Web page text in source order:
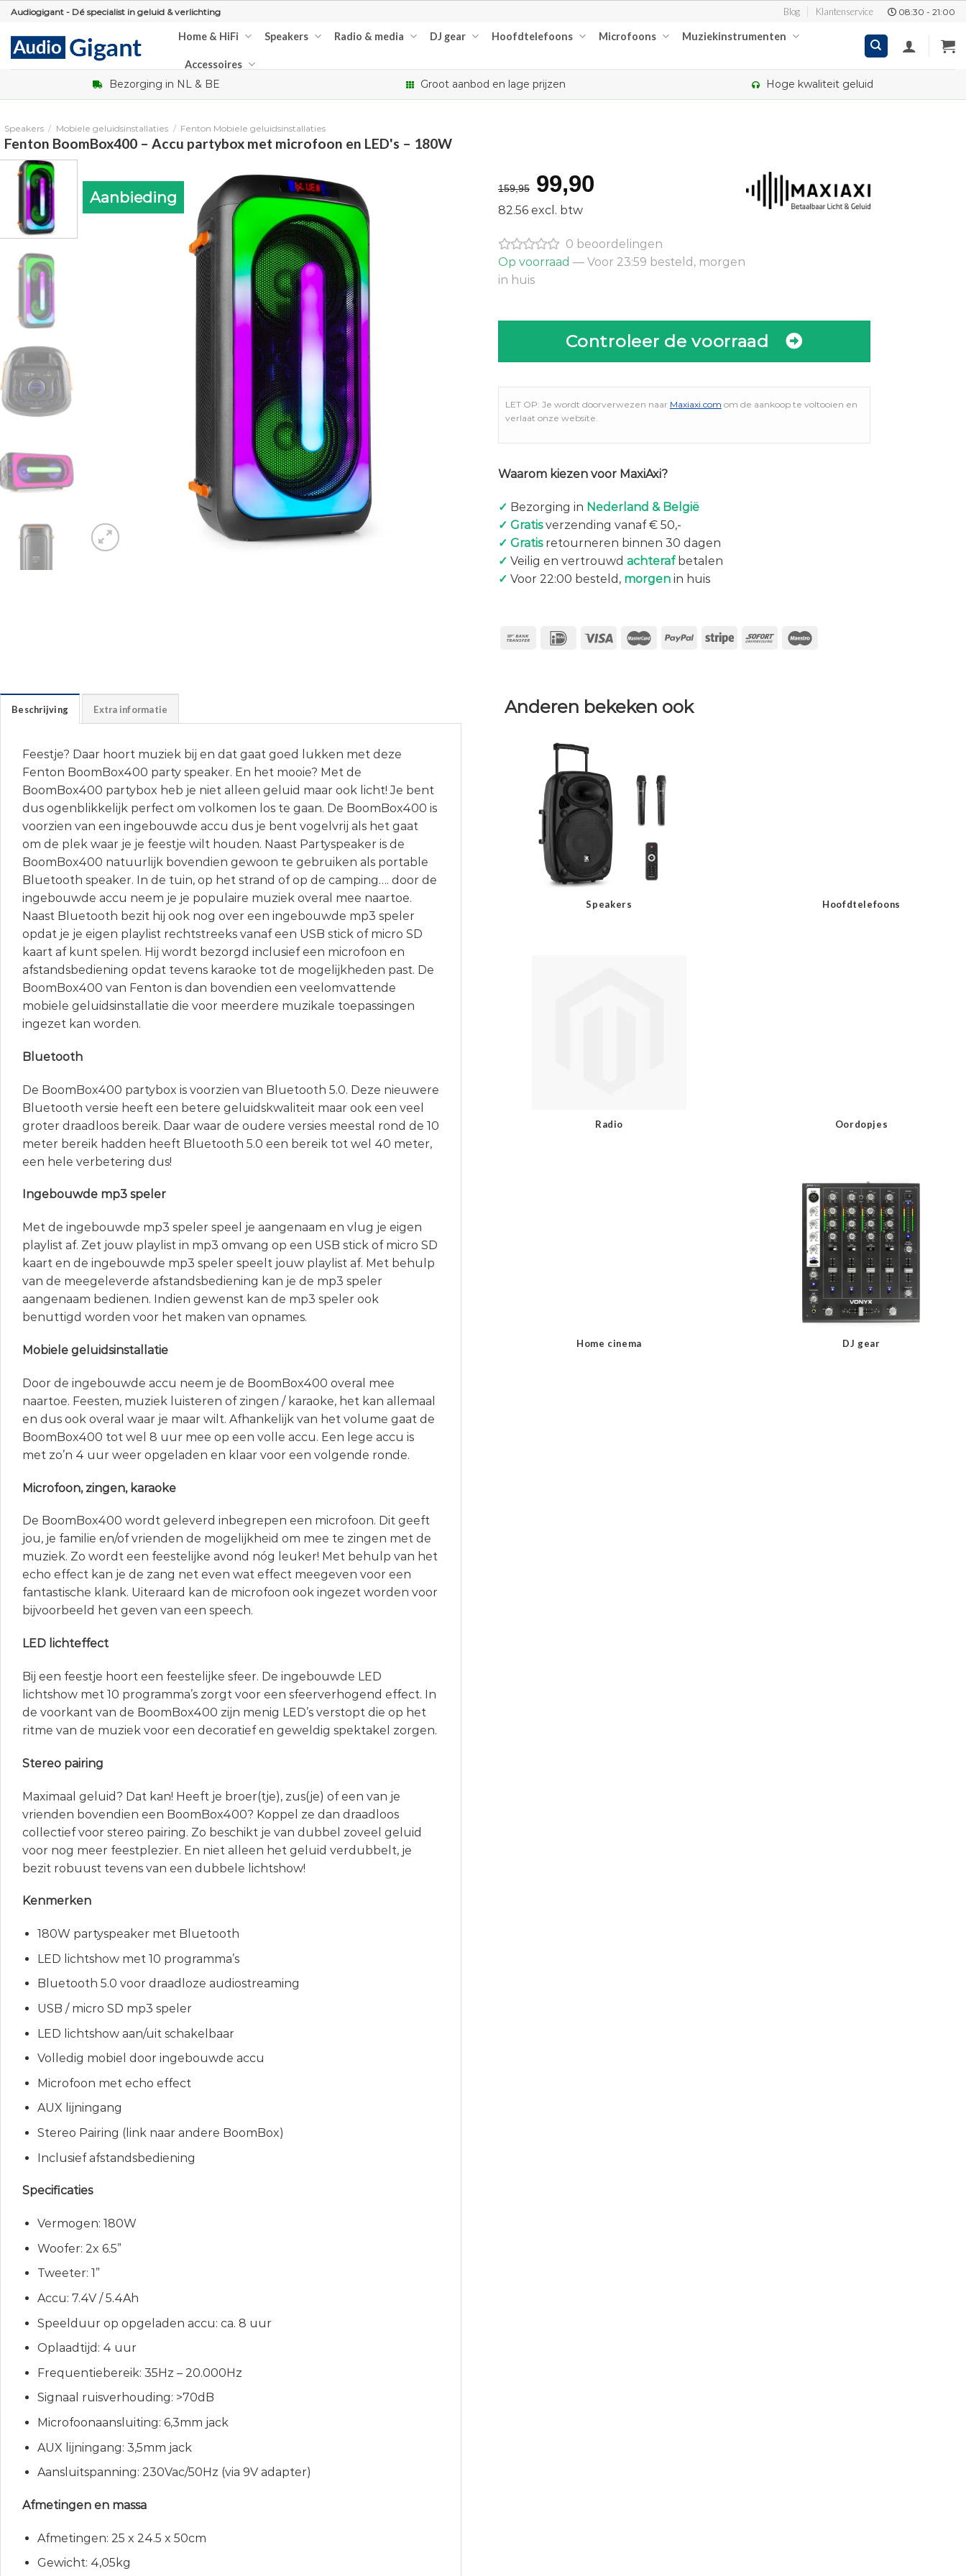
Skip
content
Audiogigant - Dé specialist in geluid & verlichting Blog Klantenservice 08:30 - 21:00
Home & HiFi Speakers Radio & media DJ gear Hoofdtelefoons Microfoons Muziekinstrumenten
Accessoires
Bezorging in NL & BE Groot aanbod en lage prijzen Hoge kwaliteit geluid
Speakers / Mobiele geluidsinstallaties / Fenton Mobiele geluidsinstallaties
Fenton BoomBox400 – Accu partybox met microfoon en LED's – 180W
Aanbieding 159,95
Oorspronkelijke
prijs
was:
€159,95.
99,90Huidige
€99,90.
82.56 excl. btw
0 beoordelingen
Op voorraad — Voor 23:59 besteld, morgen
in huis
Controleer de voorraad
LET OP: Je wordt doorverwezen naar Maxiaxi.com om de aankoop te voltooien en
verlaat onze website.
Waarom kiezen voor MaxiAxi?
✓ Bezorging in Nederland & België
✓ Gratisverzending vanaf € 50,-
✓ Gratisretourneren binnen 30 dagen
✓ Veilig en vertrouwd achterafbetalen
✓ Voor 22:00 besteld, morgenin huis
Beschrijving Extra informatie
Feestje? Daar hoort muziek bij en dat gaat goed lukken met deze
Fenton BoomBox400 party speaker. En het mooie? Met de
BoomBox400 partybox heb je niet alleen geluid maar ook licht! Je bent
dus ogenblikkelijk perfect om volkomen los te gaan. De BoomBox400 is
voorzien van een ingebouwde accu dus je bent vogelvrij als het gaat
om de plek waar je je feestje wilt houden. Naast Partyspeaker is de
BoomBox400 natuurlijk bovendien gewoon te gebruiken als portable
Bluetooth speaker. In de tuin, op het strand of op de camping…. door de
ingebouwde accu neem je je populaire muziek overal mee naartoe.
Naast Bluetooth bezit hij ook nog over een ingebouwde mp3 speler
opdat je je eigen playlist rechtstreeks vanaf een USB stick of micro SD
kaart af kunt spelen. Hij wordt bezorgd inclusief een microfoon en
afstandsbediening opdat tevens karaoke tot de mogelijkheden past. De
BoomBox400 van Fenton is dan bovendien een veelomvattende
mobiele geluidsinstallatie die voor meerdere muzikale toepassingen
ingezet kan worden.
Bluetooth
De BoomBox400 partybox is voorzien van Bluetooth 5.0. Deze nieuwere
Bluetooth versie heeft een betere geluidskwaliteit maar ook een veel
groter draadloos bereik. Daar waar de oudere versies meestal rond de 10
meter bereik hadden heeft Bluetooth 5.0 een bereik tot wel 40 meter,
een hele verbetering dus!
Ingebouwde mp3 speler
Met de ingebouwde mp3 speler speel je aangenaam en vlug je eigen
playlist af. Zet jouw playlist in mp3 omvang op een USB stick of micro SD
kaart en de ingebouwde mp3 speler speelt jouw playlist af. Met behulp
van de meegeleverde afstandsbediening kan je de mp3 speler
aangenaam bedienen. Indien gewenst kan de mp3 speler ook
benuttigd worden voor het maken van opnames.
Mobiele geluidsinstallatie
Door de ingebouwde accu neem je de BoomBox400 overal mee
naartoe. Feesten, muziek luisteren of zingen / karaoke, het kan allemaal
en dus ook overal waar je maar wilt. Afhankelijk van het volume gaat de
BoomBox400 tot wel 8 uur mee op een volle accu. Een lege accu is
met zo’n 4 uur weer opgeladen en klaar voor een volgende ronde.
Microfoon, zingen, karaoke
De BoomBox400 wordt geleverd inbegrepen een microfoon. Dit geeft
jou, je familie en/of vrienden de mogelijkheid om mee te zingen met de
muziek. Zo wordt een feestelijke avond nóg leuker! Met behulp van het
echo effect kan je de zang net even wat effect meegeven voor een
fantastische klank. Uiteraard kan de microfoon ook ingezet worden voor
bijvoorbeeld het geven van een speech.
LED lichteffect
Bij een feestje hoort een feestelijke sfeer. De ingebouwde LED
lichtshow met 10 programma’s zorgt voor een sfeerverhogend effect. In
de voorkant van de BoomBox400 zijn menig LED’s verstopt die op het
ritme van de muziek voor een decoratief en geweldig spektakel zorgen.
Stereo pairing
Maximaal geluid? Dat kan! Heeft je broer(tje), zus(je) of een van je
vrienden bovendien een BoomBox400? Koppel ze dan draadloos
collectief voor stereo pairing. Zo beschikt je van dubbel zoveel geluid
voor nog meer feestplezier. En niet alleen het geluid verdubbelt, je
bezit robuust tevens van een dubbele lichtshow!
Kenmerken
180W partyspeaker met Bluetooth
LED lichtshow met 10 programma’s
Bluetooth 5.0 voor draadloze audiostreaming
USB / micro SD mp3 speler
LED lichtshow aan/uit schakelbaar
Volledig mobiel door ingebouwde accu
Microfoon met echo effect
AUX lijningang
Stereo Pairing (link naar andere BoomBox)
Inclusief afstandsbediening
Specificaties
Vermogen: 180W
Woofer: 2x 6.5”
Tweeter: 1”
Accu: 7.4V / 5.4Ah
Speelduur op opgeladen accu: ca. 8 uur
Oplaadtijd: 4 uur
Frequentiebereik: 35Hz – 20.000Hz
Signaal ruisverhouding: >70dB
Microfoonaansluiting: 6,3mm jack
AUX lijningang: 3,5mm jack
Aansluitspanning: 230Vac/50Hz (via 9V adapter)
Afmetingen en massa
Afmetingen: 25 x 24.5 x 50cm
Gewicht: 4,05kg
Anderen bekeken ook
Speakers Hoofdtelefoons
Radio Oordopjes
Home cinema DJ gear